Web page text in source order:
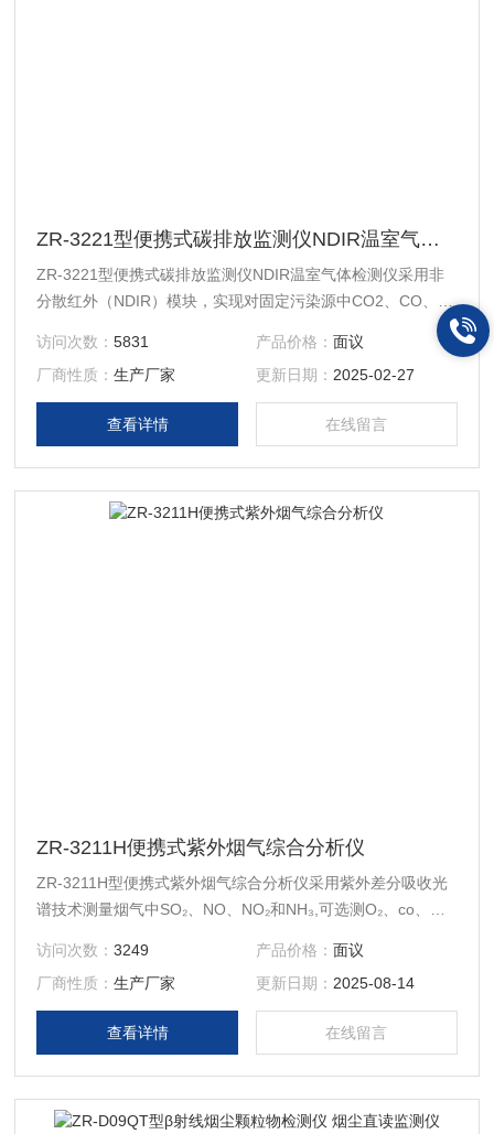
ZR-3221型便携式碳排放监测仪NDIR温室气体检测仪
ZR-3221型便携式碳排放监测仪NDIR温室气体检测仪采用非
分散红外（NDIR）模块，实现对固定污染源中CO2、CO、
CH4、N2O等气体的监测，同时具备O2、烟温及流速等参数
的测量功能，自动计算排放量，可广泛应用于环保、卫生、劳
动、安监、科研、教育等领域。
访问次数：5831 产品价格： 面议
厂商性质：生产厂家 更新日期： 2025-02-27
查看详情 在线留言
ZR-3211H便携式紫外烟气综合分析仪
ZR-3211H型便携式紫外烟气综合分析仪采用紫外差分吸收光
谱技术测量烟气中SO₂、NO、NO₂和NH₃,可选测O₂、co、
访问次数：3249 产品价格： 面议
厂商性质：生产厂家 更新日期： 2025-08-14
查看详情 在线留言